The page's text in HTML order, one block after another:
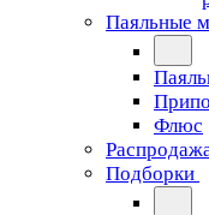
Паяльные
Флюс
Подборки